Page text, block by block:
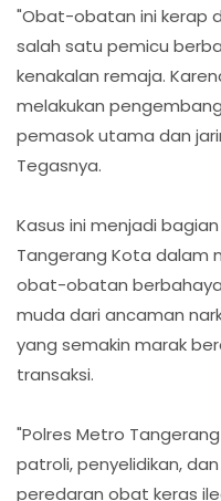
"Obat-obatan ini kerap
salah satu pemicu
kenakalan remaja.
melakukan
pemasok utama dan
Tegasnya.
Kasus ini menjadi
Tangerang Kota dalam
obat-obatan
muda dari ancaman
yang semakin marak
transaksi.
"Polres Metro
patroli, penyelidikan,
peredaran obat keras